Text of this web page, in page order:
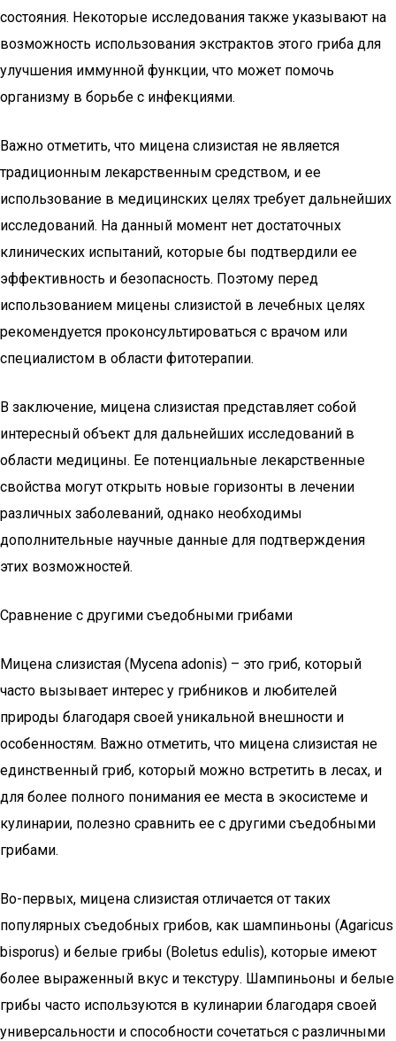
состояния. Некоторые исследования также указывают на
возможность использования экстрактов этого гриба для
улучшения иммунной функции, что может помочь
организму в борьбе с инфекциями.
Важно отметить, что мицена слизистая не является
традиционным лекарственным средством, и ее
использование в медицинских целях требует дальнейших
исследований. На данный момент нет достаточных
клинических испытаний, которые бы подтвердили ее
эффективность и безопасность. Поэтому перед
использованием мицены слизистой в лечебных целях
рекомендуется проконсультироваться с врачом или
специалистом в области фитотерапии.
В заключение, мицена слизистая представляет собой
интересный объект для дальнейших исследований в
области медицины. Ее потенциальные лекарственные
свойства могут открыть новые горизонты в лечении
различных заболеваний, однако необходимы
дополнительные научные данные для подтверждения
этих возможностей.
Сравнение с другими съедобными грибами
Мицена слизистая (Mycena adonis) – это гриб, который
часто вызывает интерес у грибников и любителей
природы благодаря своей уникальной внешности и
особенностям. Важно отметить, что мицена слизистая не
единственный гриб, который можно встретить в лесах, и
для более полного понимания ее места в экосистеме и
кулинарии, полезно сравнить ее с другими съедобными
грибами.
Во-первых, мицена слизистая отличается от таких
популярных съедобных грибов, как шампиньоны (Agaricus
bisporus) и белые грибы (Boletus edulis), которые имеют
более выраженный вкус и текстуру. Шампиньоны и белые
грибы часто используются в кулинарии благодаря своей
универсальности и способности сочетаться с различными